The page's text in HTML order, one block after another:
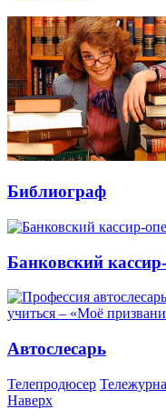
Библиограф
Банковский
Автослесарь
Телепродюсер
Наверх